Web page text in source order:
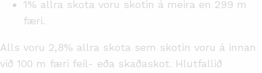
1% allra skota voru skotin á meira en 299 m
færi.
Alls voru 2,8% allra skota sem skotin voru á innan
við 100 m færi feil- eða skaðaskot. Hlutfallið